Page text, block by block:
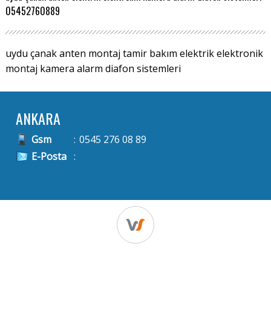
05452760889
uydu çanak anten montaj tamir bakım elektrik elektronik
montaj kamera alarm diafon sistemleri
ANKARA
Gsm : 0545 276 08 89
E-Posta :